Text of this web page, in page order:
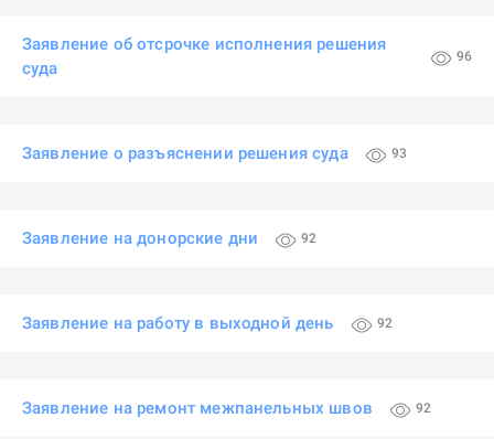
Заявление об отсрочке исполнения решения
суда
96
Заявление о разъяснении решения суда 93
Заявление на донорские дни 92
Заявление на работу в выходной день 92
Заявление на ремонт межпанельных швов 92